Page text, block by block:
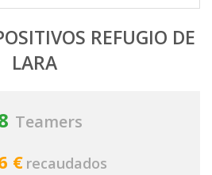
REFUGIO DE
LARA
Teamers
€ recaudados